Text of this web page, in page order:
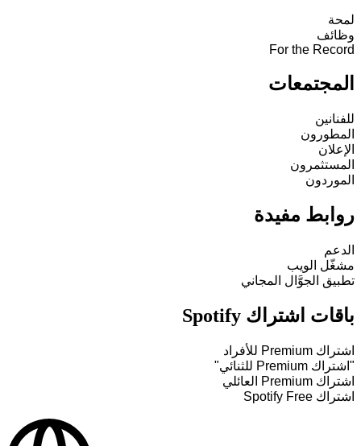
لمحة
وظائف
For the Record
المجتمعات
للفنانين
المطورون
الإعلان
المستثمرون
الموردون
روابط مفيدة
الدعم
مشغّل الويب
تطبيق الجوَّال المجاني
باقات اشتراك Spotify
اشتراك Premium للأفراد
"اشتراك Premium للثنائي"
اشتراك Premium العائلي
اشتراك Spotify Free